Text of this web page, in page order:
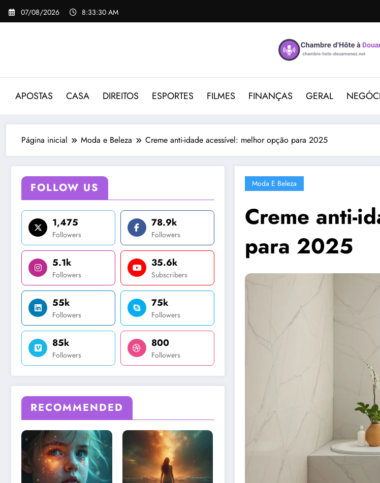
Pular
para
07/08/2026 8:33:31 AM
APOSTAS CASA DIREITOS ESPORTES FILMES FINANÇAS GERAL
Página inicial Moda e Beleza Creme anti-idade acessível: melhor opção para 2025
FOLLOW US
1,475
Followers
78.9k
Followers
5.1k
Followers
35.6k
Subscribers
55k
Followers
75k
Followers
85k
Followers
800
Followers
RECOMMENDED
Moda E Beleza
Creme anti-
para 2025